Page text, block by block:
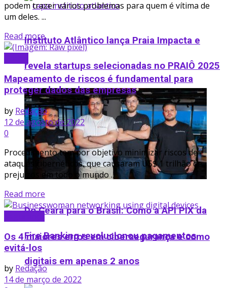
Instituto Atlântico lança Praia Impacta e
revela startups selecionadas no PRAIÔ 2025
Do Ceará para o Brasil: Como a API PIX da
Fire Banking revolucionou pagamentos
digitais em apenas 2 anos
podem trazer vários problemas para quem é vítima de
um deles. ...
Read more
Mapeamento de riscos é fundamental para
proteger dados das empresas
by Redação
12 de agosto de 2022
0
Procedimento tem por objetivo minimizar riscos de
ataques cibernéticos, que causaram US$ 1 trilhão de
prejuízos em todo o mundo ...
Read more
Os 4 maiores erros em cibersegurança e como
evitá-los
by Redação
14 de março de 2022